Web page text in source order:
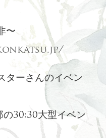
〜
ターさんのイベン
の30:30大型イベン